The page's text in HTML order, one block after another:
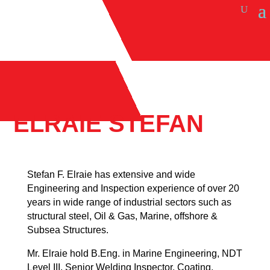
ELRAIE STEFAN
Stefan F. Elraie has extensive and wide
Engineering and Inspection experience of over 20
years in wide range of industrial sectors such as
structural steel, Oil & Gas, Marine, offshore &
Subsea Structures.
Mr. Elraie hold B.Eng. in Marine Engineering, NDT
Level III, Senior Welding Inspector, Coating,